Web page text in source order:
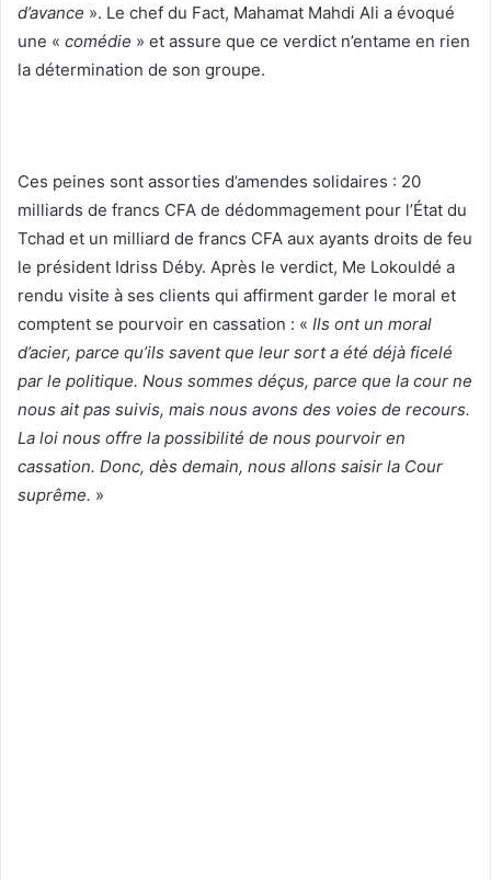
d’avance ». Le chef du Fact, Mahamat Mahdi Ali a évoqué
une « comédie » et assure que ce verdict n’entame en rien
la détermination de son groupe.
Ces peines sont assorties d’amendes solidaires : 20
milliards de francs CFA de dédommagement pour l’État du
Tchad et un milliard de francs CFA aux ayants droits de feu
le président Idriss Déby. Après le verdict, Me Lokouldé a
rendu visite à ses clients qui affirment garder le moral et
comptent se pourvoir en cassation : « Ils ont un moral
d’acier, parce qu’ils savent que leur sort a été déjà ficelé
par le politique. Nous sommes déçus, parce que la cour ne
nous ait pas suivis, mais nous avons des voies de recours.
La loi nous offre la possibilité de nous pourvoir en
cassation. Donc, dès demain, nous allons saisir la Cour
suprême. »